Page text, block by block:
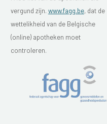
vergund zijn. www.fagg.be, dat de
wettelikheid van de Belgische
(online) apotheken moet
controleren.